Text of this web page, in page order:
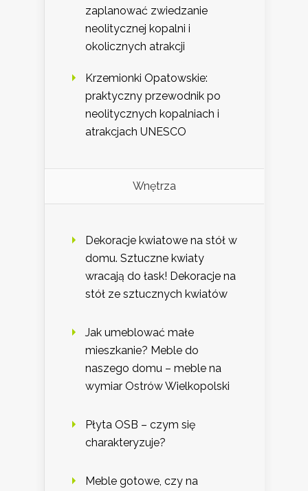
zaplanować zwiedzanie
neolitycznej kopalni i
okolicznych atrakcji
Krzemionki Opatowskie:
praktyczny przewodnik po
neolitycznych kopalniach i
atrakcjach UNESCO
Wnętrza
Dekoracje kwiatowe na stół w
domu. Sztuczne kwiaty
wracają do łask! Dekoracje na
stół ze sztucznych kwiatów
Jak umeblować małe
mieszkanie? Meble do
naszego domu – meble na
wymiar Ostrów Wielkopolski
Płyta OSB – czym się
charakteryzuje?
Meble gotowe, czy na